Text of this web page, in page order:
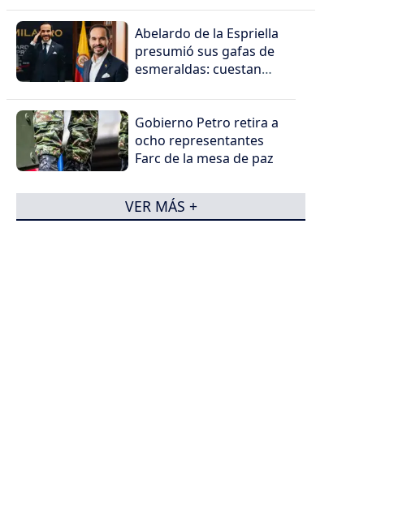
Abelardo de la Espriella
presumió sus gafas de
esmeraldas: cuestan
Gobierno Petro retira a
ocho representantes
Farc de la mesa de paz
VER MÁS +